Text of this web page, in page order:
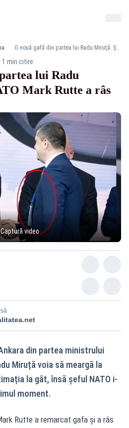
O nouă gafă din partea lui Radu Miruță. Șeful NATO Mark Rutte a râs de el
1 min citire
lui Radu
Mark Rutte a râs
video
din partea ministrului
Miruță voia să meargă la
la gât, însă șeful NATO i-
moment.
Rutte a remarcat gafa și a râs